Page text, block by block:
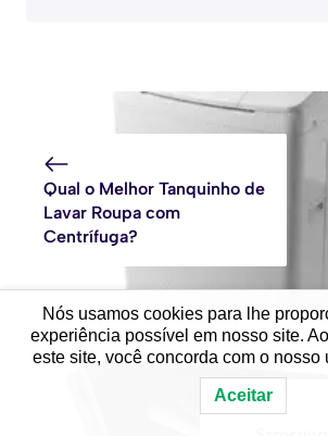
Qual o Melhor Tanquinho de
Lavar Roupa com
Centrífuga?
Nós usamos cookies para lhe
experiência possível em nosso site.
este site, você concorda com o nosso
Aceitar